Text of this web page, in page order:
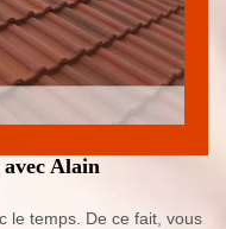
Alain
le temps. De ce fait, vous